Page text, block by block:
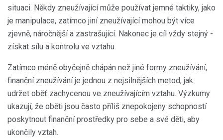
situaci. Někdy zneužívající může používat jemné taktiky, jako
je manipulace, zatímco jiní zneužívající mohou být více
zjevně, náročnější a zastrašující. Nakonec je cíl vždy stejný -
získat sílu a kontrolu ve vztahu.
Zatímco méně obyčejně chápán než jiné formy zneužívání,
finanční zneužívání je jednou z nejsilnějších metod, jak
udržet oběť zachycenou ve zneužívajícím vztahu. Výzkumy
ukazují, že oběti jsou často příliš znepokojeny schopností
poskytnout finanční prostředky pro sebe a své děti, aby
ukončily vztah.